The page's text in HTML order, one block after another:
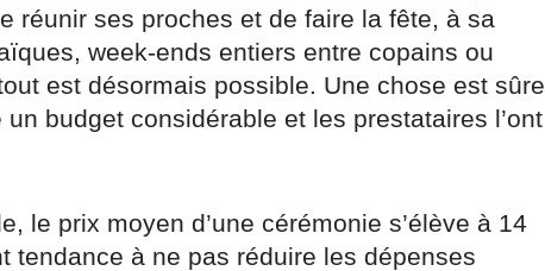
réunir ses proches et de faire la fête, à sa
week-ends entiers entre copains ou
est désormais possible. Une chose est sûre
budget considérable et les prestataires l’ont
le prix moyen d’une cérémonie s’élève à 14
tendance à ne pas réduire les dépenses